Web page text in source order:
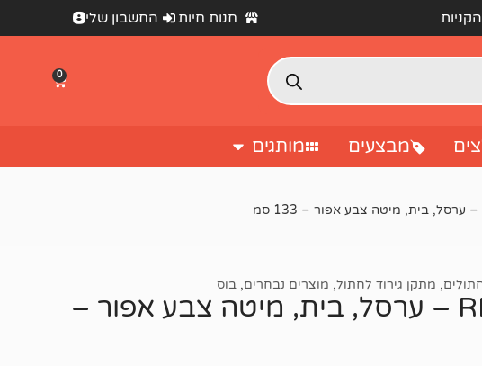
חנות חיות החשבון שלי
0
מבצעים מותגים
, מתקן גירוד לחתול, מוצרים נבחרים, בוס
מתקן גירוד לחתול RN0145 – ערסל, בית, מיטה צבע אפור –